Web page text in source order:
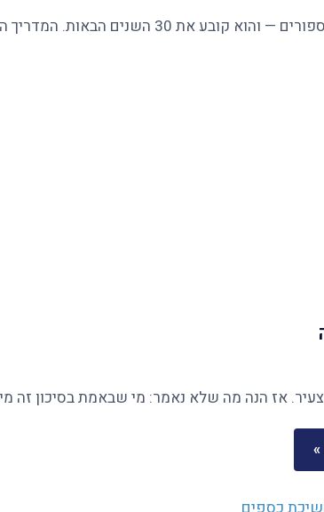
מה שלא נאמר: מי שבאמת בסיכון זה מי שנשארו לו